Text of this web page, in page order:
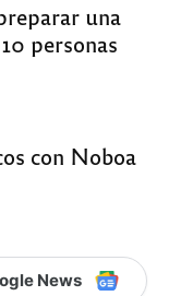
una
personas
con Noboa
News